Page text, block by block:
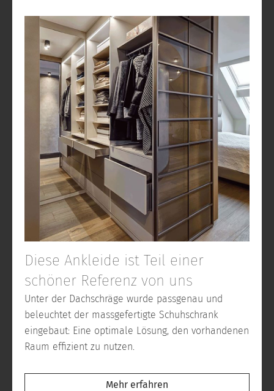
Diese Ankleide ist Teil einer
schöner Referenz von uns
Unter der Dachschräge wurde passgenau und
beleuchtet der massgefertigte Schuhschrank
eingebaut: Eine optimale Lösung, den vorhandenen
Raum effizient zu nutzen.
Mehr erfahren